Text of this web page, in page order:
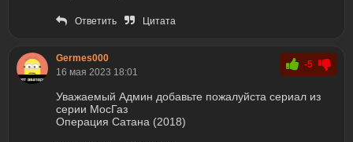
Ответить Цитата
Germes000
16 мая 2023 18:01
-5
Уважаемый Админ добавьте пожалуйста сериал из
серии МосГаз
Операция Сатана (2018)